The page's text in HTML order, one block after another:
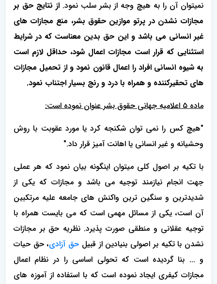
نمیتوان آن را به هیچ وجه از بشر سلب نمود. از نتایج حق بر
مجازات نشدن در پرتو موازین حقوق بشر، منع مجازات های
غیر انسانی می باشد و این حق بدین معناست که در شرایط
استثنایی که قرار است مجازات اعمال شود، حداقل لازم است
به شیوه انسانی افراد را اعمال قانون نمود و از تحمیل مجازات
های تحقیرکننده و همراه با درد و رنج بسیار اجتناب نمود.
ماده ٥ اعلامیه جهانی حقوق بشر عنوان نموده است:
"هیچ کس را نمی توان شکنجه کرد یا مورد عقوبت با روش
وحشیانه و غیر انسانی یا اهانت آمیز قرار داد."
با تکیه بر اصول کلی میتوان اینگونه بیان نمود که هر عملی
جهت انجام نیازمند توجیه می باشد و مجازات که یکی از
شدیدترین و سنگین ترین واکنش های جامعه علیه مرتکبین
آن است، یکی از مسائل مهمی است که می بایست همراه با
توجیه عقلانی و منطقی صورت پذیرد. نظریه حق بر مجازات
نشدن با تکیه بر اصولی بنیادین از قبیل حق آزادی، حق حیات
و ... بنا گردیده است که تحولی اساسی را در نظام اعمال
مجازات کیفری ایجاد نموده است که با استفاده از آموزه های